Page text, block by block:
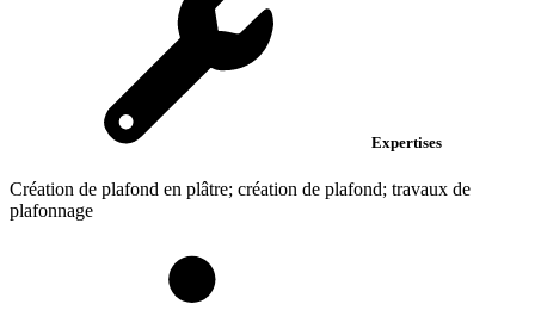
Expertises
Création de plafond en plâtre; création de plafond; travaux de
plafonnage